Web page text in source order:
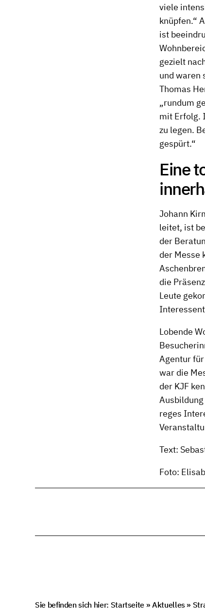
viele
knüpfen.“
ist
gezielt
und waren
Thomas
„rundum
mit Erfolg.
zu legen.
gespürt.“
Eine
Johann
leitet, ist
der
der Messe
die
Leute
Lobende
Agentur
war die
der KJF
reges
Text:
Foto:
Sie befinden sich hier: Startseite » Aktuelles»